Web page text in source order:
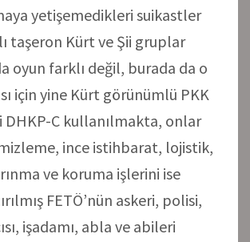
yetişemedikleri suikastler
taşeron Kürt ve Şii gruplar
oyun farklı değil, burada da o
için yine Kürt görünümlü PKK
DHKP-C kullanılmakta, onlar
ince istihbarat, lojistik,
ve koruma işlerini ise
FETÖ’nün askeri, polisi,
işadamı, abla ve abileri